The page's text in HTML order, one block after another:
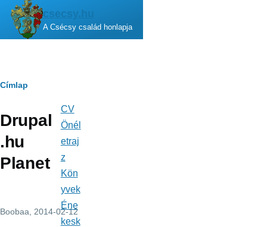
Ugrás a tartalomra
csecsy.hu
A Csécsy család honlapja
Morzsa
Címlap
Drupal
.hu
Planet
Boobaa, 2014-02-12
Fő
navigáció
CV
Önél
etraj
z
Kön
yvek
Éne
kesk